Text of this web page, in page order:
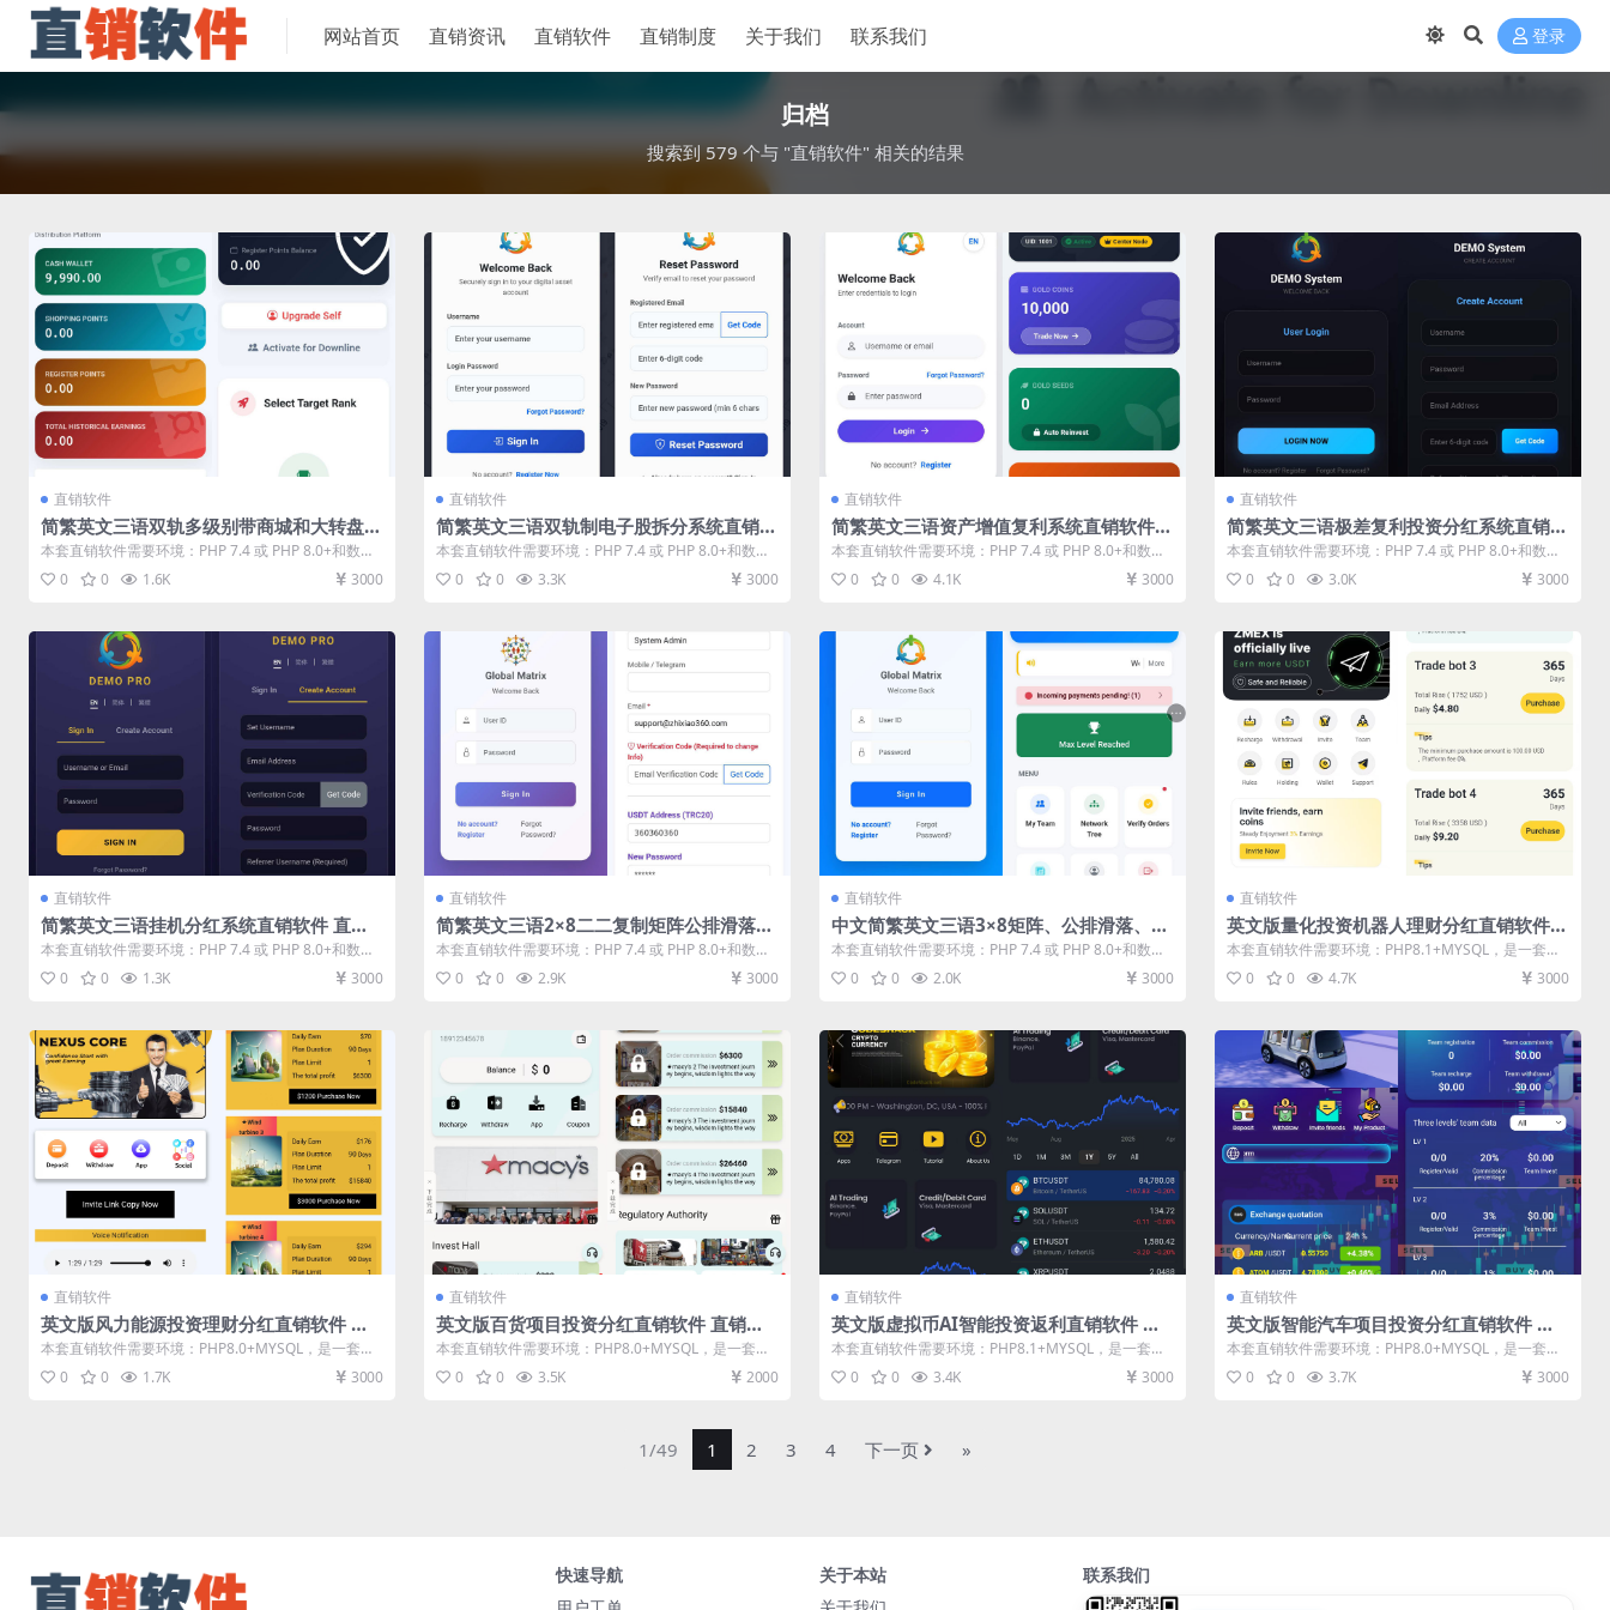
网站首页 直销资讯 直销软件 直销制度 关于我们 联系我们 登录
归档
搜索到 579 个与 "直销软件" 相关的结果
直销软件
简繁英文三语双轨多级别带商城和大转盘系
统直销软件 直销系统 直销管理软件 直销系
统软件
本套直销软件需要环境：PHP 7.4 或 PHP 8.0+和数据
库：MySQL ...
0 0 1.6K 3000
直销软件
简繁英文三语双轨制电子股拆分系统直销软
件 直销系统 直销管理软件 直销系统软件
本套直销软件需要环境：PHP 7.4 或 PHP 8.0+和数据
库：MySQL ...
0 0 3.3K 3000
直销软件
简繁英文三语资产增值复利系统直销软件
直销系统 直销管理软件 直销系统软件
本套直销软件需要环境：PHP 7.4 或 PHP 8.0+和数据
库：MySQL ...
0 0 4.1K 3000
直销软件
简繁英文三语极差复利投资分红系统直销软
件 直销系统 直销管理软件 直销系统软件
本套直销软件需要环境：PHP 7.4 或 PHP 8.0+和数据
库：MySQL ...
0 0 3.0K 3000
直销软件
简繁英文三语挂机分红系统直销软件 直销
系统 直销管理软件 直销系统软件
本套直销软件需要环境：PHP 7.4 或 PHP 8.0+和数据
库：MySQL ...
0 0 1.3K 3000
直销软件
简繁英文三语2×8二二复制矩阵公排滑落烧
伤机制互助系统直销软件 直销系统 直销管
理软件 直销系统软件
本套直销软件需要环境：PHP 7.4 或 PHP 8.0+和数据
库：MySQL ...
0 0 2.9K 3000
直销软件
中文简繁英文三语3×8矩阵、公排滑落、烧
伤机制互助系统直销软件 直销系统 直销管
理软件 直销系统软件
本套直销软件需要环境：PHP 7.4 或 PHP 8.0+和数据
库：MySQL ...
0 0 2.0K 3000
直销软件
英文版量化投资机器人理财分红直销软件
直销系统 直销管理软件 直销系统软件
本套直销软件需要环境：PHP8.1+MYSQL，是一套英
文版量化投资机器人理财分...
0 0 4.7K 3000
直销软件
英文版风力能源投资理财分红直销软件 直
销系统 直销管理软件 直销系统软件
本套直销软件需要环境：PHP8.0+MYSQL，是一套英
文版风力能源投资理财分红...
0 0 1.7K 3000
直销软件
英文版百货项目投资分红直销软件 直销系
统 直销管理软件 直销系统软件
本套直销软件需要环境：PHP8.0+MYSQL，是一套英
文版百货项目投资分红直销...
0 0 3.5K 2000
直销软件
英文版虚拟币AI智能投资返利直销软件 直
销系统 直销管理软件 直销系统软件
本套直销软件需要环境：PHP8.1+MYSQL，是一套英
文版虚拟币AI智能投资返...
0 0 3.4K 3000
直销软件
英文版智能汽车项目投资分红直销软件 直
销系统 直销管理软件 直销系统软件
本套直销软件需要环境：PHP8.0+MYSQL，是一套英
文版智能汽车项目投资分红...
0 0 3.7K 3000
1/49 1 2 3 4 下一页 »
快速导航
关于本站
联系我们